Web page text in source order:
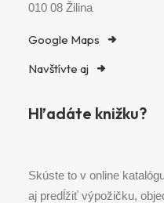
010 08 Žilina
Google Maps
Navštívte aj
Hľadáte knižku?
Skúste to v online
aj predĺžiť výpožičku,